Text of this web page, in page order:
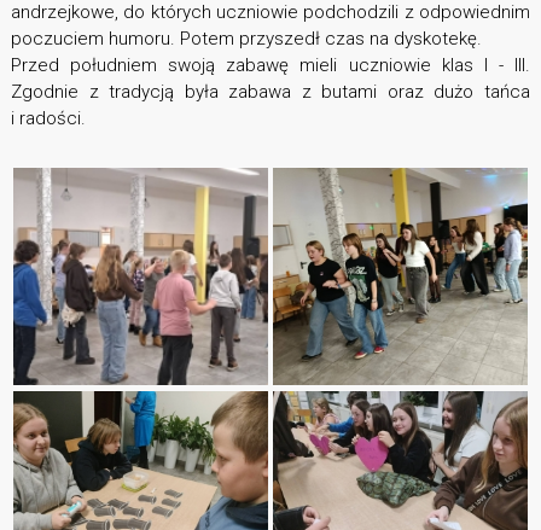
andrzejkowe, do których uczniowie podchodzili z odpowiednim
poczuciem humoru. Potem przyszedł czas na dyskotekę.
Przed południem swoją zabawę mieli uczniowie klas I - III.
Zgodnie z tradycją była zabawa z butami oraz dużo tańca
i radości.